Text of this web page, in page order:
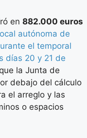
en 882.000 euros
autónoma de
el temporal
días 20 y 21 de
la Junta de
debajo del cálculo
el arreglo y las
o espacios